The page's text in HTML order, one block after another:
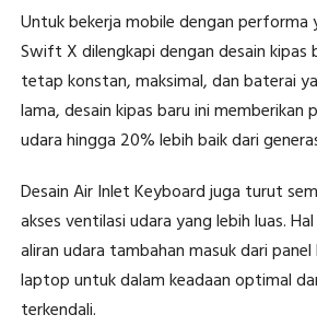
Untuk bekerja mobile dengan performa
Swift X dilengkapi dengan desain kipas
tetap konstan, maksimal, dan baterai
lama, desain kipas baru ini memberikan
udara hingga 20% lebih baik dari
Desain Air Inlet Keyboard juga turut
akses ventilasi udara yang lebih luas.
aliran udara tambahan masuk dari
laptop untuk dalam keadaan optimal
terkendali.